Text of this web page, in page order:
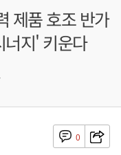
제품 호조 반가
지' 키운다
0